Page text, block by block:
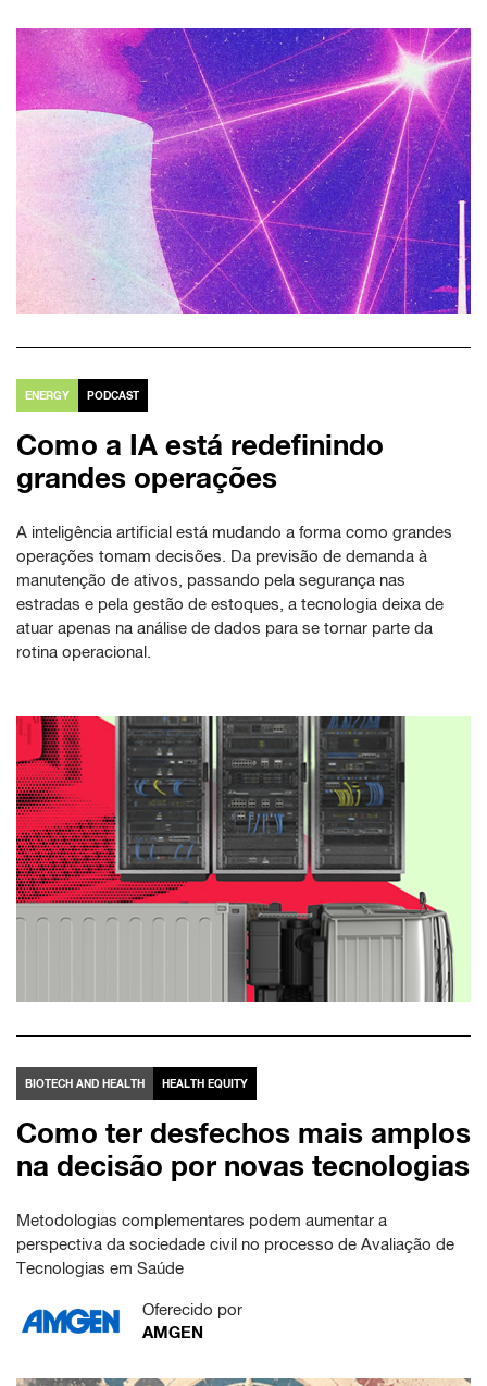
ENERGY PODCAST
Como a IA está redefinindo
grandes operações
A inteligência artificial está mudando a forma como grandes
operações tomam decisões. Da previsão de demanda à
manutenção de ativos, passando pela segurança nas
estradas e pela gestão de estoques, a tecnologia deixa de
atuar apenas na análise de dados para se tornar parte da
rotina operacional.
BIOTECH AND HEALTH HEALTH EQUITY
Como ter desfechos mais amplos
na decisão por novas tecnologias
Metodologias complementares podem aumentar a
perspectiva da sociedade civil no processo de Avaliação de
Tecnologias em Saúde
Oferecido por
AMGEN